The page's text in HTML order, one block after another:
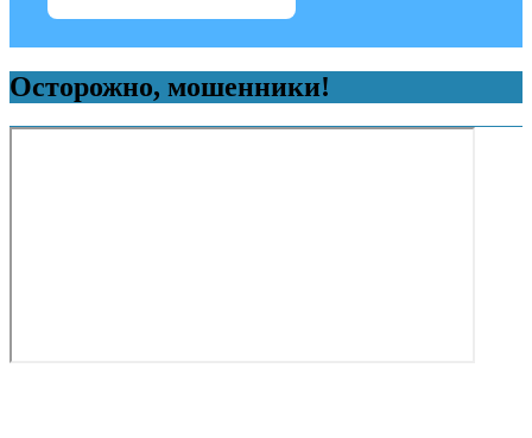
Осторожно, мошенники!